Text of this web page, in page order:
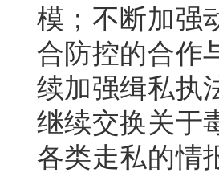
模；不断加强
合防控的合作
续加强缉私执
继续交换关于
各类走私的情